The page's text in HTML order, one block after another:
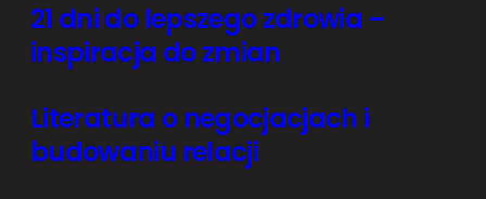
21 dni do lepszego zdrowia –
inspiracja do zmian
Literatura o negocjacjach i
budowaniu relacji